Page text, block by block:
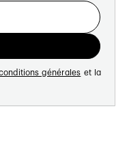
générales et la